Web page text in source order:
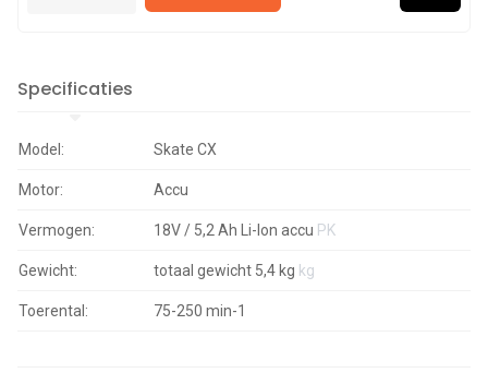
Specificaties
Model: Skate CX
Motor: Accu
Vermogen: 18V / 5,2 Ah Li-Ion accu PK
Gewicht: totaal gewicht 5,4 kg kg
Toerental: 75-250 min-1